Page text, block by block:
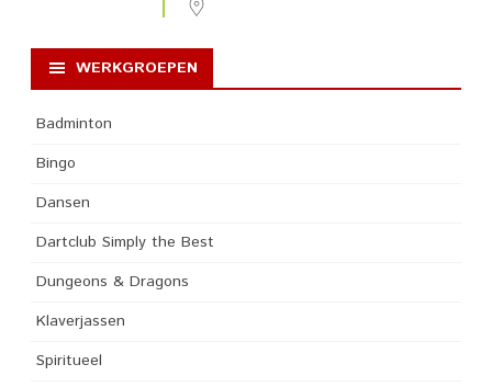
WERKGROEPEN
Badminton
Bingo
Dansen
Dartclub Simply the Best
Dungeons & Dragons
Klaverjassen
Spiritueel